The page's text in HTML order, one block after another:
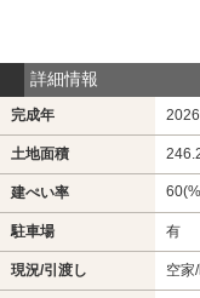
詳細情報
完成年
土地面積
建ぺい率
駐車場 有
現況/引渡し 空家